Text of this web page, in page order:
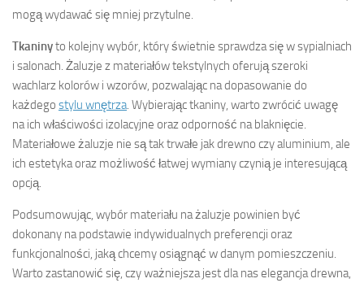
mogą wydawać się mniej przytulne.
Tkaninyto kolejny wybór, który świetnie sprawdza się w sypialniach
i salonach. Żaluzje z materiałów tekstylnych oferują szeroki
wachlarz kolorów i wzorów, pozwalając na dopasowanie do
każdego stylu wnętrza. Wybierając tkaniny, warto zwrócić uwagę
na ich właściwości izolacyjne oraz odporność na blaknięcie.
Materiałowe żaluzje nie są tak trwałe jak drewno czy aluminium, ale
ich estetyka oraz możliwość łatwej wymiany czynią je interesującą
opcją.
Podsumowując, wybór materiału na żaluzje powinien być
dokonany na podstawie indywidualnych preferencji oraz
funkcjonalności, jaką chcemy osiągnąć w danym pomieszczeniu.
Warto zastanowić się, czy ważniejsza jest dla nas elegancja drewna,